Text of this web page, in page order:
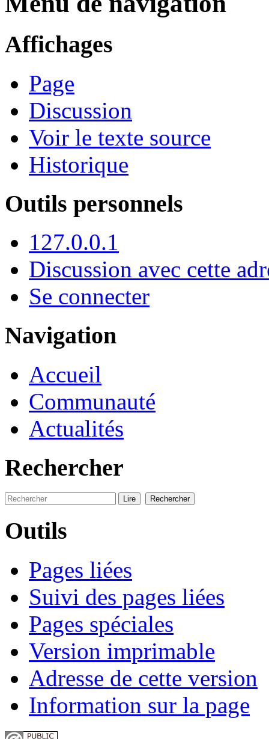
Affichages
Page
Discussion
Voir le texte source
Historique
Outils personnels
127.0.0.1
Discussion avec cette
Se connecter
Navigation
Accueil
Communauté
Actualités
Rechercher
Outils
Pages liées
Suivi des pages liées
Pages spéciales
Version imprimable
Adresse de cette version
Information sur la page